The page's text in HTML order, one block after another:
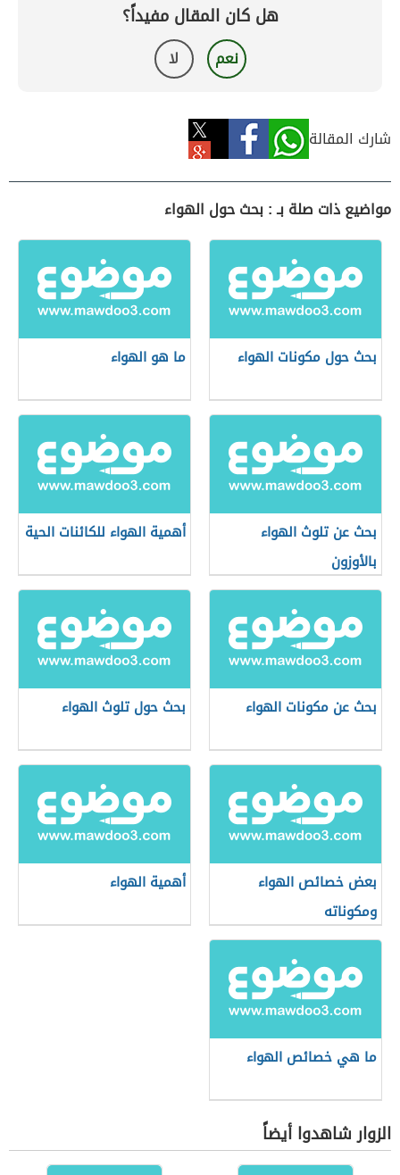
هل كان المقال مفيداً؟
نعم لا
شارك المقالة
مواضيع ذات صلة بـ : بحث حول الهواء
بحث حول مكونات الهواء ما هو الهواء
بحث عن تلوث الهواء
بالأوزون
أهمية الهواء للكائنات الحية
بحث عن مكونات الهواء بحث حول تلوث الهواء
بعض خصائص الهواء
ومكوناته
أهمية الهواء
ما هي خصائص الهواء
الزوار شاهدوا أيضاً